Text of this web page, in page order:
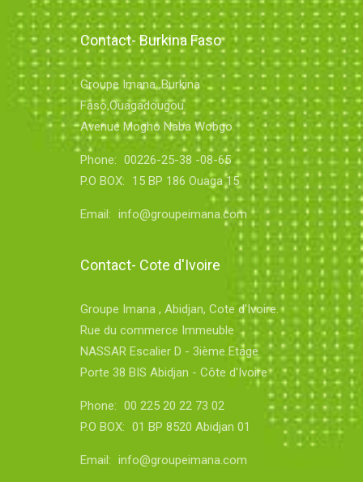
Contact- Burkina Faso
Groupe Imana ,Burkina
Faso,Ouagadougou.
Avenue Mogho Naba Wobgo
Phone: 00226-25-38 -08-65
P.O BOX:
15 BP 186 Ouaga 15
Email: info@groupeimana.com
Contact- Cote d'Ivoire
Groupe Imana , Abidjan, Cote d'Ivoire.
Rue du commerce Immeuble
NASSAR Escalier D - 3ième Etage
Porte 38 BIS Abidjan - Côte d'Ivoire
Phone: 00 225 20 22 73 02
P.O BOX: 01 BP 8520 Abidjan 01
Email: info@groupeimana.com